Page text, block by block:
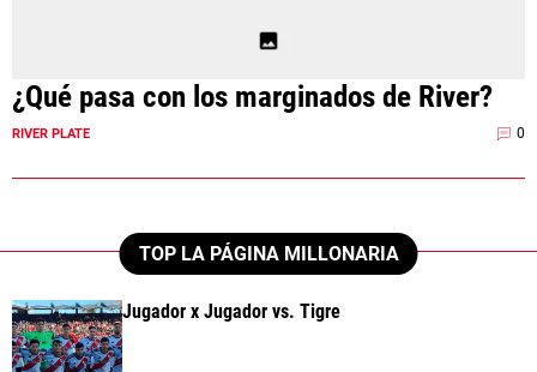
¿Qué pasa con los marginados de River?
RIVER PLATE 0
TOP LA PÁGINA MILLONARIA
Jugador x Jugador vs. Tigre